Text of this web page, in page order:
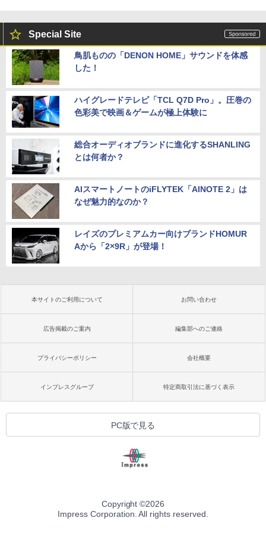
Special Site
鳥肌ものの「DENON HOME」サウンドを体感
した！
ハイグレードテレビ「TCL Q7D Pro」。圧巻の
色彩美で映画＆ゲームが極上体験に
総合オーディオブランドに進化するSHANLING
とは何者か？
AIスマートノートのiFLYTEK「AINOTE 2」は
なぜ魅力的なのか？
レイズのプレミアムカー向けブランドHOMUR
Aから「2×9R」が登場！
本サイトのご利用について お問い合わせ
広告掲載のご案内 編集部へのご連絡
プライバシーポリシー 会社概要
インプレスグループ 特定商取引法に基づく表示
PC版で見る
Copyright ©2026
Impress Corporation. All rights reserved.